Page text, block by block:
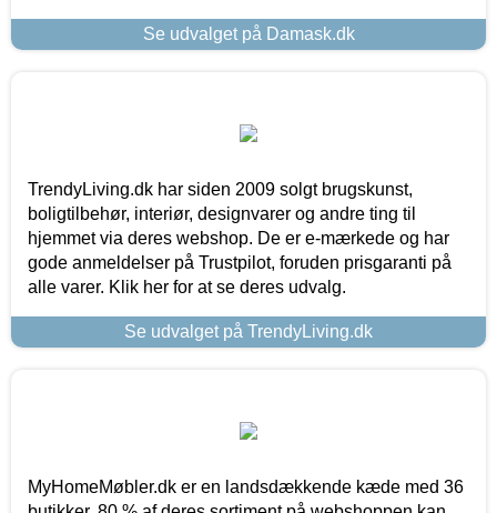
Se udvalget på Damask.dk
TrendyLiving.dk har siden 2009 solgt brugskunst,
boligtilbehør, interiør, designvarer og andre ting til
hjemmet via deres webshop. De er e-mærkede og har
gode anmeldelser på Trustpilot, foruden prisgaranti på
alle varer. Klik her for at se deres udvalg.
Se udvalget på TrendyLiving.dk
MyHomeMøbler.dk er en landsdækkende kæde med 36